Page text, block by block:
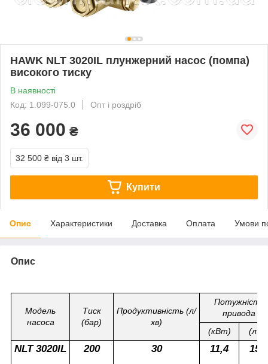
HAWK NLT 3020IL плунжерний насос (помпа)
високого тиску
В наявності
Код: 1.099-075.0
Опт і роздріб
36 000 ₴
32 500 ₴ від 3 шт.
Купити
Опис Характеристики Доставка Оплата Умови
Опис
Модель
насоса
Тиск
(бар)
Продуктивність (л/
хв)
Потужність
привода
(кВт)
(л.с.)
NLT 3020IL 200 30 11,4 15,5